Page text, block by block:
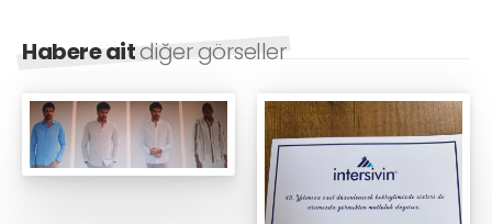
Habere aitdiğer görseller